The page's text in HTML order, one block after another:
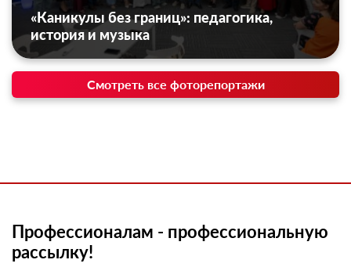
«Каникулы без границ»: педагогика,
история и музыка
Смотреть все фоторепортажи
Профессионалам - профессиональную
рассылку!